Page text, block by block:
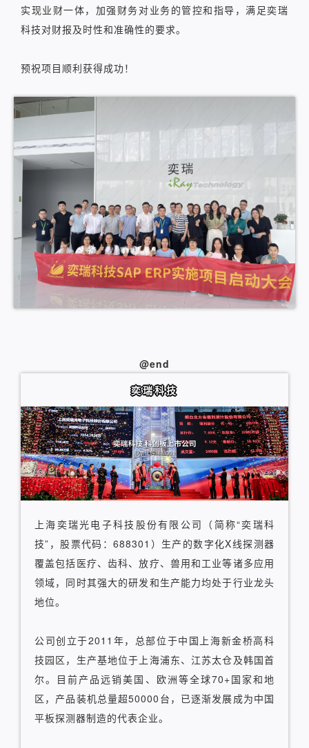
实现业财一体，加强财务对业务的管控和指导，满足奕瑞
科技对财报及时性和准确性的要求。
预祝项目顺利获得成功！
@end
奕瑞科技
上海奕瑞光电子科技股份有限公司（简称“奕瑞科
技”，股票代码：688301）生产的数字化X线探测器
覆盖包括医疗、齿科、放疗、兽用和工业等诸多应用
领域，同时其强大的研发和生产能力均处于行业龙头
地位。
公司创立于2011年，总部位于中国上海新金桥高科
技园区，生产基地位于上海浦东、江苏太仓及韩国首
尔。目前产品远销美国、欧洲等全球70+国家和地
区，产品装机总量超50000台，已逐渐发展成为中国
平板探测器制造的代表企业。